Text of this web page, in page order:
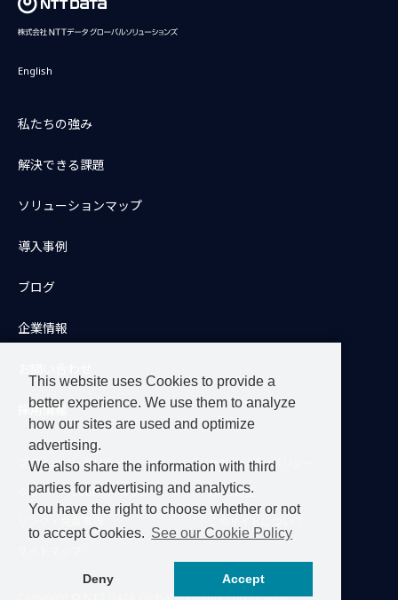
English
私たちの強み
解決できる課題
ソリューションマップ
導入事例
ブログ
企業情報
採用情報
プライバシーポリシー
セキュリティポリシー
クッキー（Cookie）ポリシー
ISMS認証
This website uses Cookies to provide a
better experience. We use them to analyze
how our sites are used and optimize
advertising.
We also share the information with third
parties for advertising and analytics.
You have the right to choose whether or not
to accept Cookies. See our Cookie Policy
Deny Accept